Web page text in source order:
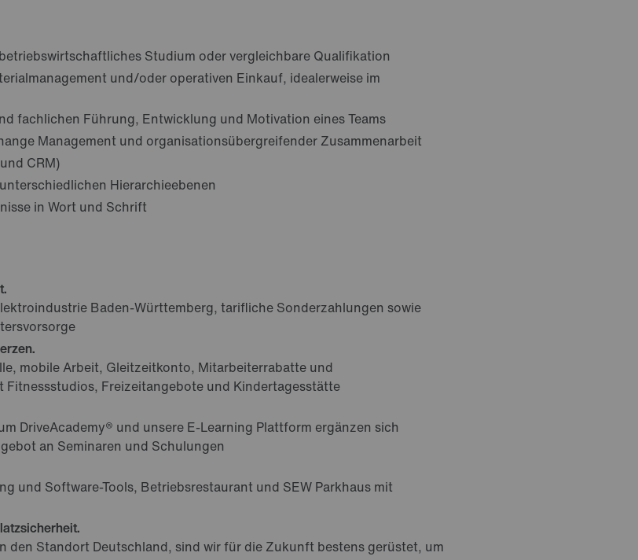
Studium oder vergleichbare Qualifikation
und/oder operativen Einkauf, idealerweise im
fachlichen Führung, Entwicklung und Motivation eines Teams
Management und organisationsübergreifender Zusammenarbeit
CRM)
Hierarchieebenen
in Wort und Schrift
Baden-Württemberg, tarifliche Sonderzahlungen sowie
mobile Arbeit, Gleitzeitkonto, Mitarbeiterrabatte und
Freizeitangebote und Kindertagesstätte
DriveAcademy® und unsere E-Learning Plattform ergänzen sich
an Seminaren und Schulungen
und Software-Tools, Betriebsrestaurant und SEW Parkhaus mit
den Standort Deutschland, sind wir für die Zukunft bestens gerüstet, um